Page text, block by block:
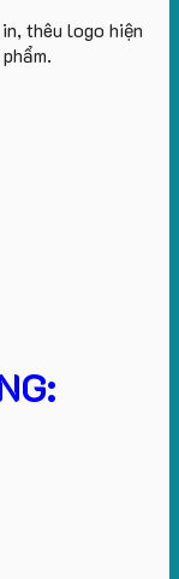
thêu logo hiện